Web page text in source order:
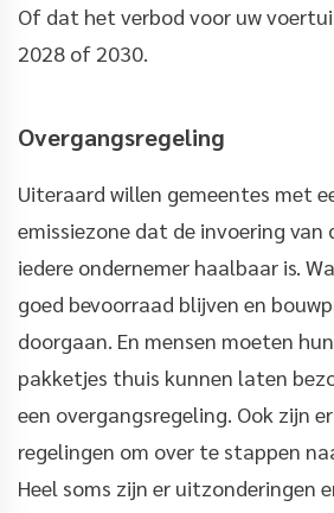
Of dat het verbod voor uw
2028 of 2030.
Overgangsregeling
Uiteraard willen gemeentes met
emissiezone dat de invoering van
iedere ondernemer haalbaar is.
goed bevoorraad blijven en
doorgaan. En mensen moeten
pakketjes thuis kunnen laten
een overgangsregeling. Ook zijn
regelingen om over te stappen
Heel soms zijn er uitzonderingen